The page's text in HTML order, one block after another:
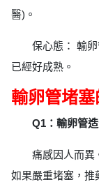
醫)。
保心態： 輸
已經好成熟。
輸卵管堵
Q1：輸卵管
痛感因人而異
如果嚴重堵塞，推